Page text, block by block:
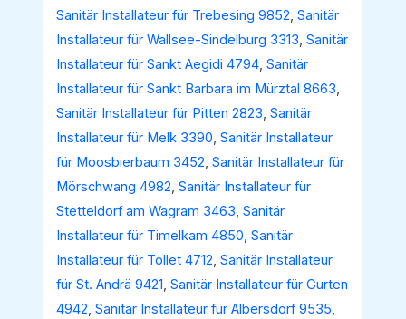
Sanitär Installateur für Trebesing 9852,Sanitär
Installateur für Wallsee-Sindelburg 3313,Sanitär
Installateur für Sankt Aegidi 4794,Sanitär
Installateur für Sankt Barbara im Mürztal 8663,
Sanitär Installateur für Pitten 2823,Sanitär
Installateur für Melk 3390,Sanitär Installateur
für Moosbierbaum 3452,Sanitär Installateur für
Mörschwang 4982,Sanitär Installateur für
Stetteldorf am Wagram 3463,Sanitär
Installateur für Timelkam 4850,Sanitär
Installateur für Tollet 4712,Sanitär Installateur
für St. Andrä 9421,Sanitär Installateur für Gurten
4942,Sanitär Installateur für Albersdorf 9535,